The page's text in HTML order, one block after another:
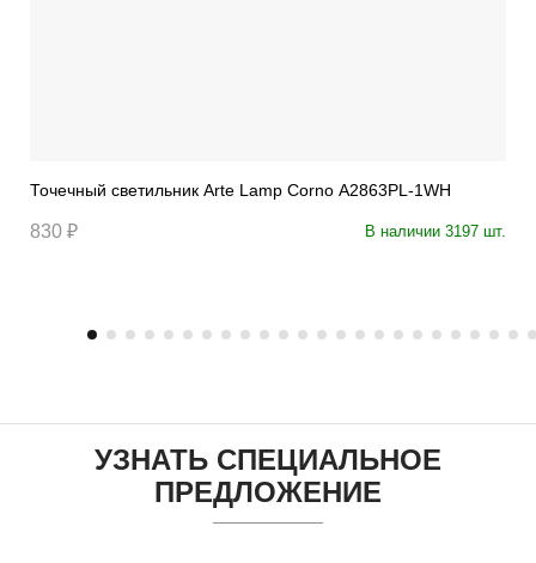
Точечный светильник Arte Lamp Corno A2863PL-1WH
830 ₽ В наличии 3197 шт.
УЗНАТЬ СПЕЦИАЛЬНОЕ
ПРЕДЛОЖЕНИЕ